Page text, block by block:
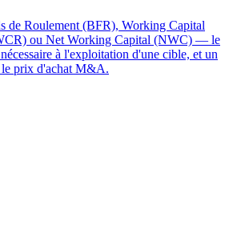
de Roulement (BFR), Working Capital
ou Net Working Capital (NWC) — le
à l'exploitation d'une cible, et un
prix d'achat M&A.
Services